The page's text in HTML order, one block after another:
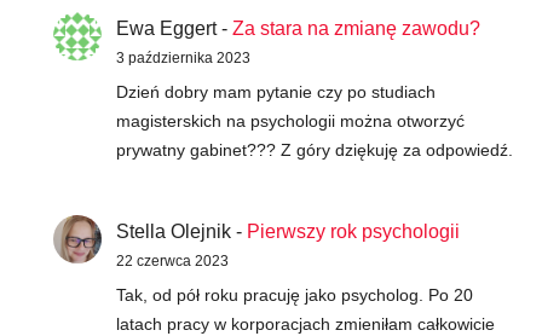
Ewa Eggert- Za stara na zmianę zawodu?
3 października 2023
Dzień dobry mam pytanie czy po studiach
magisterskich na psychologii można otworzyć
prywatny gabinet??? Z góry dziękuję za odpowiedź.
Stella Olejnik - Pierwszy rok psychologii
22 czerwca 2023
Tak, od pół roku pracuję jako psycholog. Po 20
latach pracy w korporacjach zmieniłam całkowicie